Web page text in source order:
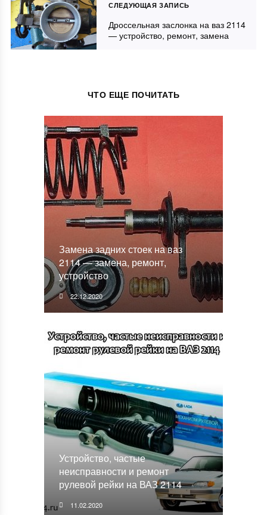
СЛЕДУЮЩАЯ ЗАПИСЬ
Дроссельная заслонка на ваз 2114
— устройство, ремонт, замена
ЧТО ЕЩЕ ПОЧИТАТЬ
Замена задних стоек на ваз
2114 — замена, ремонт,
устройство
22.12.2020
Устройство, частые
неисправности и ремонт
рулевой рейки на ВАЗ 2114
11.02.2020